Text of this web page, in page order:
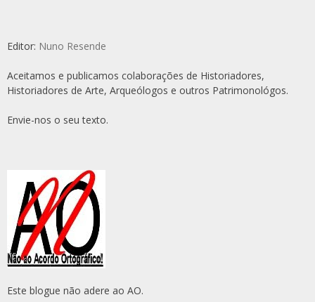
Editor: Nuno Resende
Aceitamos e publicamos colaborações de Historiadores,
Historiadores de Arte, Arqueólogos e outros Patrimonológos.
Envie-nos o seu texto.
Este blogue não adere ao AO.